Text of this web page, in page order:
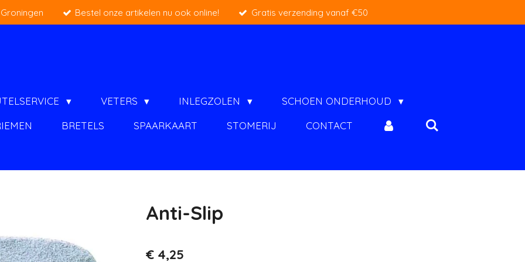
Bestel onze artikelen nu ook online! Gratis verzending vanaf €50
VETERS INLEGZOLEN
SCHOEN ONDERHOUD
BRETELS SPAARKAART STOMERIJ CONTACT
Anti-Slip
€ 4,25